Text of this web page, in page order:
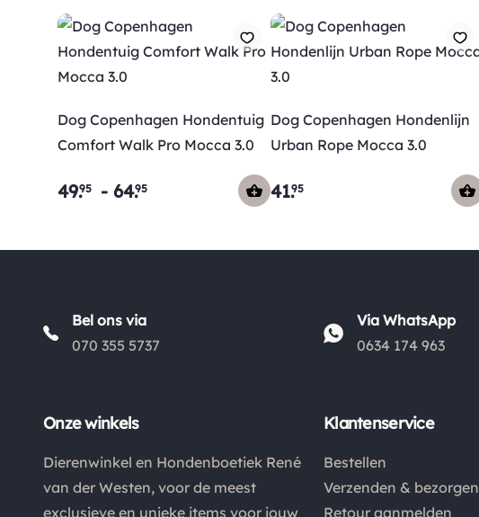
Dog Copenhagen Hondentuig
Comfort Walk Pro Mocca 3.0
49.95 - 64.95
Dog Copenhagen Hondenlijn
Urban Rope Mocca 3.0
41.95
Bel ons via
070 355 5737
Via WhatsApp
0634 174 963
Onze winkels
Dierenwinkel en Hondenboetiek René
van der Westen, voor de meest
exclusieve en unieke items voor jouw
Klantenservice
Bestellen
Verzenden & bezorgen
Retour aanmelden